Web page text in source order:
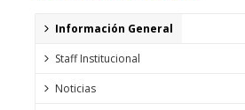
Información General
Staff Institucional
Noticias